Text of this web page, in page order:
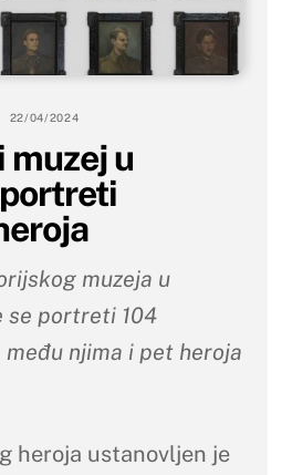
22/04/2024
u
muzeja u
se portreti 104
među njima i pet heroja
heroja ustanovljen je